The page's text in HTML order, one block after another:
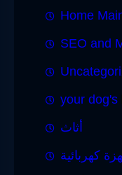
Home
SEO and
your dog's
أثاث
كهربائية